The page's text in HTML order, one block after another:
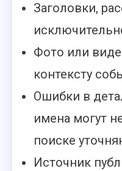
Заголовки,
Фото или
контексту
Ошибки в
имена могут
поиске
Источник